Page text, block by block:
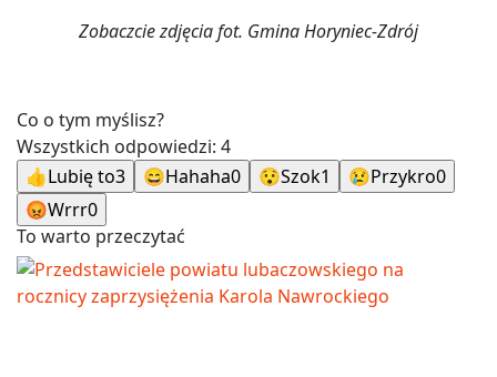
Zobaczcie zdjęcia fot. Gmina Horyniec-Zdrój
Co o tym myślisz?
Wszystkich odpowiedzi: 4
👍Lubię to3 😄Hahaha0 😯Szok1 😢Przykro0
😡Wrrr0
To warto przeczytać